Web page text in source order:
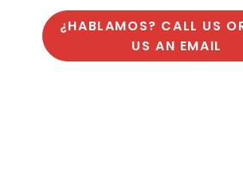
¿HABLAMOS? CALL US
US AN EMAIL